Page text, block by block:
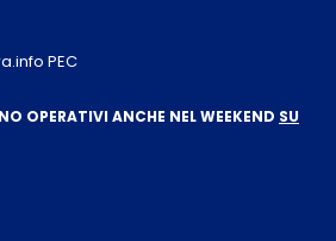
PEC
OPERATIVI ANCHE NEL WEEKEND SU